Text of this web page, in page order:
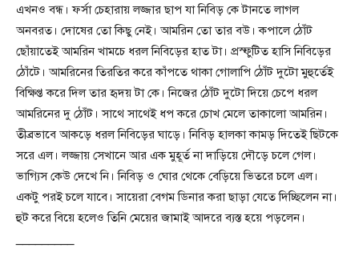
এখনও বন্ধ। ফর্সা চেহারায় লজ্জার ছাপ যা নিবিড় কে টানতে লাগল
অনবরত। দোষের তো কিছু নেই। আমরিন তো তার বউ। কপালে ঠোঁট
ছোঁয়াতেই আমরিন খামচে ধরল নিবিড়ের হাত টা। প্রস্ফুটিত হাসি নিবিড়ের
ঠোঁটে। আমরিনের তিরতির করে কাঁপতে থাকা গোলাপি ঠোঁট দুটো মুহুর্তেই
বিক্ষিপ্ত করে দিল তার হৃদয় টা কে। নিজের ঠোঁট দুটো দিয়ে চেপে ধরল
আমরিনের দু ঠোঁট। সাথে সাথেই ধপ করে চোখ মেলে তাকালো আমরিন।
তীব্রভাবে আকড়ে ধরল নিবিড়ের ঘাড়ে। নিবিড় হালকা কামড় দিতেই ছিটকে
সরে এল। লজ্জায় সেখানে আর এক মুহূর্ত না দাড়িয়ে দৌড়ে চলে গেল।
ভাগ্যিস কেউ দেখে নি। নিবিড় ও ঘোর থেকে বেড়িয়ে ভিতরে চলে এল।
একটু পরই চলে যাবে। সায়েরা বেগম ডিনার করা ছাড়া যেতে দিচ্ছিলেন না।
হুট করে বিয়ে হলেও তিনি মেয়ের জামাই আদরে ব্যস্ত হয়ে পড়লেন।